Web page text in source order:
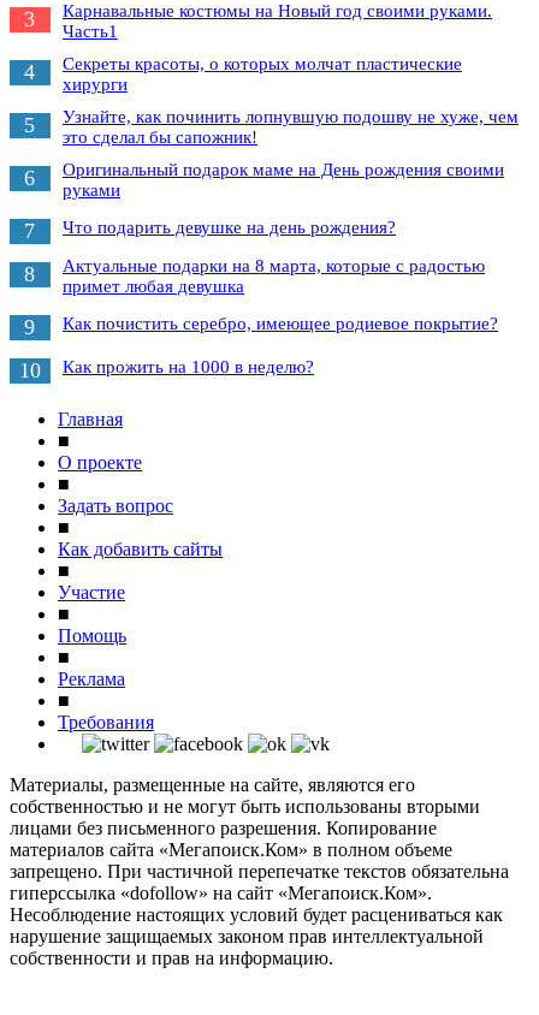
3
Карнавальные костюмы на Новый год своими руками.
Часть1
4
Секреты красоты, о которых молчат пластические
хирурги
5
Узнайте, как починить лопнувшую подошву не хуже, чем
это сделал бы сапожник!
6
Оригинальный подарок маме на День рождения своими
руками
7 Что подарить девушке на день рождения?
8
Актуальные подарки на 8 марта, которые с радостью
примет любая девушка
9 Как почистить серебро, имеющее родиевое покрытие?
10 Как прожить на 1000 в неделю?
Главная
■
О проекте
■
Задать вопрос
■
Как добавить сайты
■
Участие
■
Помощь
■
Реклама
■
Требования
Материалы, размещенные на сайте, являются его
собственностью и не могут быть использованы вторыми
лицами без письменного разрешения. Копирование
материалов сайта «Мегапоиск.Ком» в полном объеме
запрещено. При частичной перепечатке текстов обязательна
гиперссылка «dofollow» на сайт «Мегапоиск.Ком».
Несоблюдение настоящих условий будет расцениваться как
нарушение защищаемых законом прав интеллектуальной
собственности и прав на информацию.